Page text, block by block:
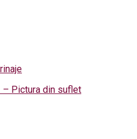
Pictura din suflet